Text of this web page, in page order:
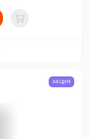
В корзину
АКЦИЯ